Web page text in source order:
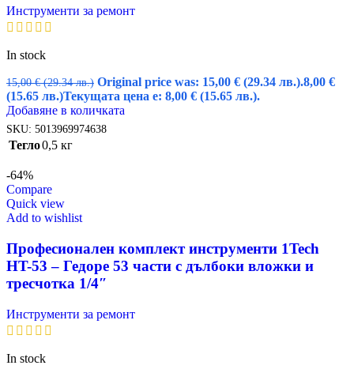
Инструменти за ремонт
In stock
15,00€ (29.34 лв.) Original price was: 15,00 € (29.34 лв.).8,00 €
(15.65 лв.)Текущата цена е: 8,00 € (15.65 лв.).
Добавяне в количката
SKU: 5013969974638
Тегло0,5 кг
-64%
Compare
Quick view
Add to wishlist
Професионален комплект инструменти 1Tech
HT-53 – Гедоре 53 части с дълбоки вложки и
тресчотка 1/4″
Инструменти за ремонт
In stock